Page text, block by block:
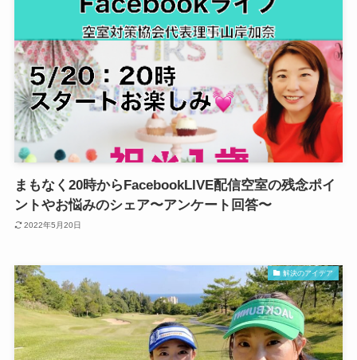
まもなく20時からFacebookLIVE配信空室の残念ポイ
ントやお悩みのシェア〜アンケート回答〜
2022年5月20日
解決のアイデア